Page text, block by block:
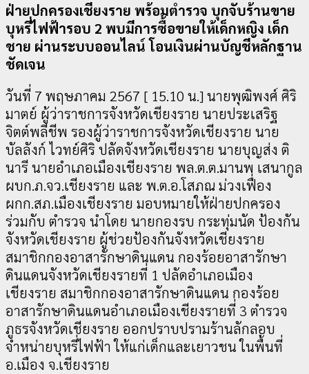
ฝ่ายปกครองเชียงราย พร้อมตำรวจ บุกจับร้านขาย
บุหรี่ไฟฟ้ารอบ 2 พบมีการซื้อขายให้เด็กหญิง เด็ก
ชาย ผ่านระบบออนไลน์ โอนเงินผ่านบัญชีหลักฐาน
ชัดเจน
วันที่ 7 พฤษภาคม 2567 [ 15.10 น.] นายพุฒิพงศ์ ศิริ
มาตย์ ผู้ว่าราชการจังหวัดเชียงราย นายประเสริฐ
จิตต์พลีชีพ รองผู้ว่าราชการจังหวัดเชียงราย นาย
บัลลังก์ ไวทย์ศิริ ปลัดจังหวัดเชียงราย นายบุญส่ง ติ
นารี นายอำเภอเมืองเชียงราย พล.ต.ต.มานพ เสนากูล
ผบก.ภ.จว.เชียงราย และ พ.ต.อ.โสภณ ม่วงเฟื่อง
ผกก.สภ.เมืองเชียงราย มอบหมายให้ฝ่ายปกครอง
ร่วมกับ ตำรวจ นำโดย นายกองรบ กระทุ่มนัด ป้องกัน
จังหวัดเชียงราย ผู้ช่วยป้องกันจังหวัดเชียงราย
สมาชิกกองอาสารักษาดินแดน กองร้อยอาสารักษา
ดินแดนจังหวัดเชียงรายที่ 1 ปลัดอำเภอเมือง
เชียงราย สมาชิกกองอาสารักษาดินแดน กองร้อย
อาสารักษาดินแดนอำเภอเมืองเชียงรายที่ 3 ตำรวจ
ภูธรจังหวัดเชียงราย ออกปราบปรามร้านลักลอบ
จำหน่ายบุหรี่ไฟฟ้า ให้แก่เด็กและเยาวชน ในพื้นที่
อ.เมือง จ.เชียงราย